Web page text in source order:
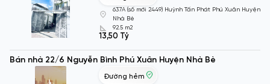
637A (số mới 2449) Huỳnh Tấn Phát Phú Xuân Huyện
Nhà Bè
92.5 m2
13,50 Tỷ
Bán nhà 22/6 Nguyễn Bình Phú Xuân Huyện Nhà Bè
Đường hẻm